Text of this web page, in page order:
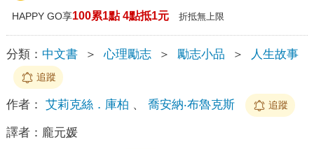
HAPPY GO享100累1點 4點抵1元 折抵無上限
分類： 中文書 ＞ 心理勵志 ＞ 勵志小品 ＞ 人生故事
追蹤
作者： 艾莉克絲．庫柏 、 喬安納‧布魯克斯 追蹤
譯者： 龐元媛